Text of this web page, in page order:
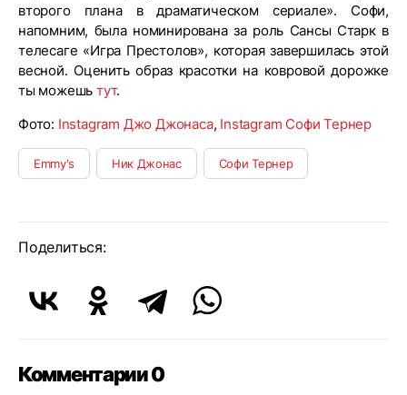
второго плана в драматическом сериале». Софи,
напомним, была номинирована за роль Сансы Старк в
телесаге «Игра Престолов», которая завершилась этой
весной. Оценить образ красотки на ковровой дорожке
ты можешь тут.
Фото: Instagram Джо Джонаса, Instagram Софи Тернер
Emmy's Ник Джонас Софи Тернер
Поделиться:
Комментарии 0